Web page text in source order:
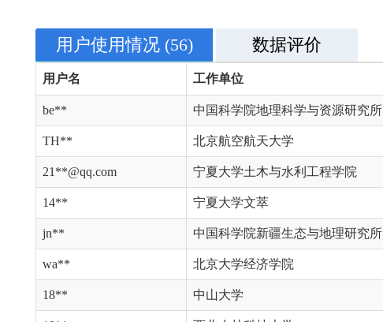
用户使用情况 (56) 数据评价
用户名 工作单位
be** 中国科学院地理科学与资源研究所
TH** 北京航空航天大学
21**@qq.com 宁夏大学土木与水利工程学院
14** 宁夏大学文萃
jn** 中国科学院新疆生态与地理研究所
wa** 北京大学经济学院
18** 中山大学